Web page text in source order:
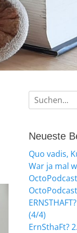
Suche
nach:
Neueste
Quo vadis,
War ja mal
(4/4)
ErnSthaFt?